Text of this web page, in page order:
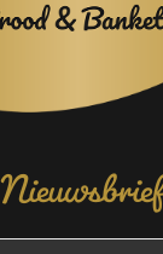
Nieuwsbrief